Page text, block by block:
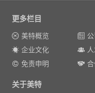
更多栏目
美特概览
企业文化
免责申明
关于美特